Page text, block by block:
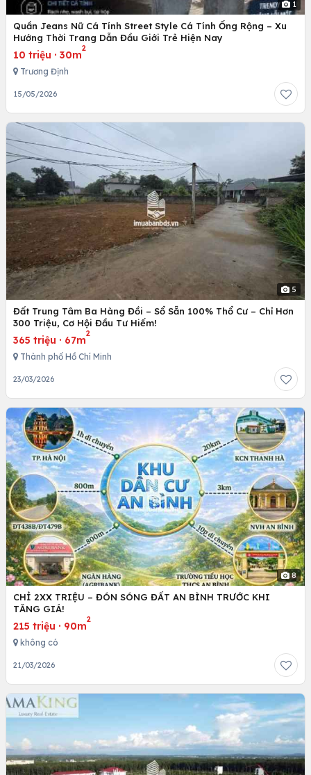
1
Quần Jeans Nữ Cá Tính Street Style Cá Tính Ống Rộng – Xu
Hướng Thời Trang Dẫn Đầu Giới Trẻ Hiện Nay
10 triệu · 30m
2
Trương Định
15/05/2026
5
Đất Trung Tâm Ba Hàng Đồi – Sổ Sẵn 100% Thổ Cư – Chỉ Hơn
300 Triệu, Cơ Hội Đầu Tư Hiếm!
365 triệu · 67m
2
Thành phố Hồ Chí Minh
23/03/2026
8
CHỈ 2XX TRIỆU – ĐÓN SÓNG ĐẤT AN BÌNH TRƯỚC KHI
TĂNG GIÁ!
215 triệu · 90m
2
không có
21/03/2026